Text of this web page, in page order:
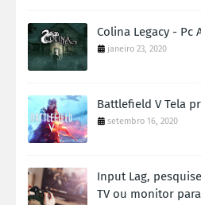
Colina Legacy - Pc
janeiro 23, 2020
Battlefield V Tela
setembro 16, 2020
Input Lag,
TV ou monitor